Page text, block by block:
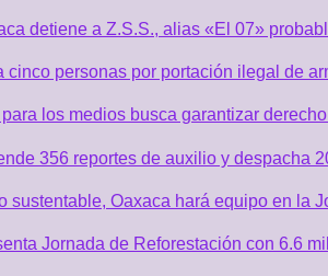
detiene a Z.S.S., alias «El 07»
cinco personas por portación ilegal de
los medios busca garantizar
356 reportes de auxilio y despacha
sustentable, Oaxaca hará equipo en la
Jornada de Reforestación con 6.6